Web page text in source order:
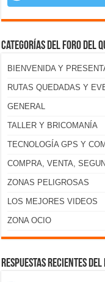
Categorías del foro del
BIENVENIDA Y
RUTAS QUEDADAS Y
GENERAL
TALLER Y BRICOMANÍA
TECNOLOGÍA GPS Y
COMPRA, VENTA,
ZONAS PELIGROSAS
LOS MEJORES VIDEOS
ZONA OCIO
Respuestas recientes